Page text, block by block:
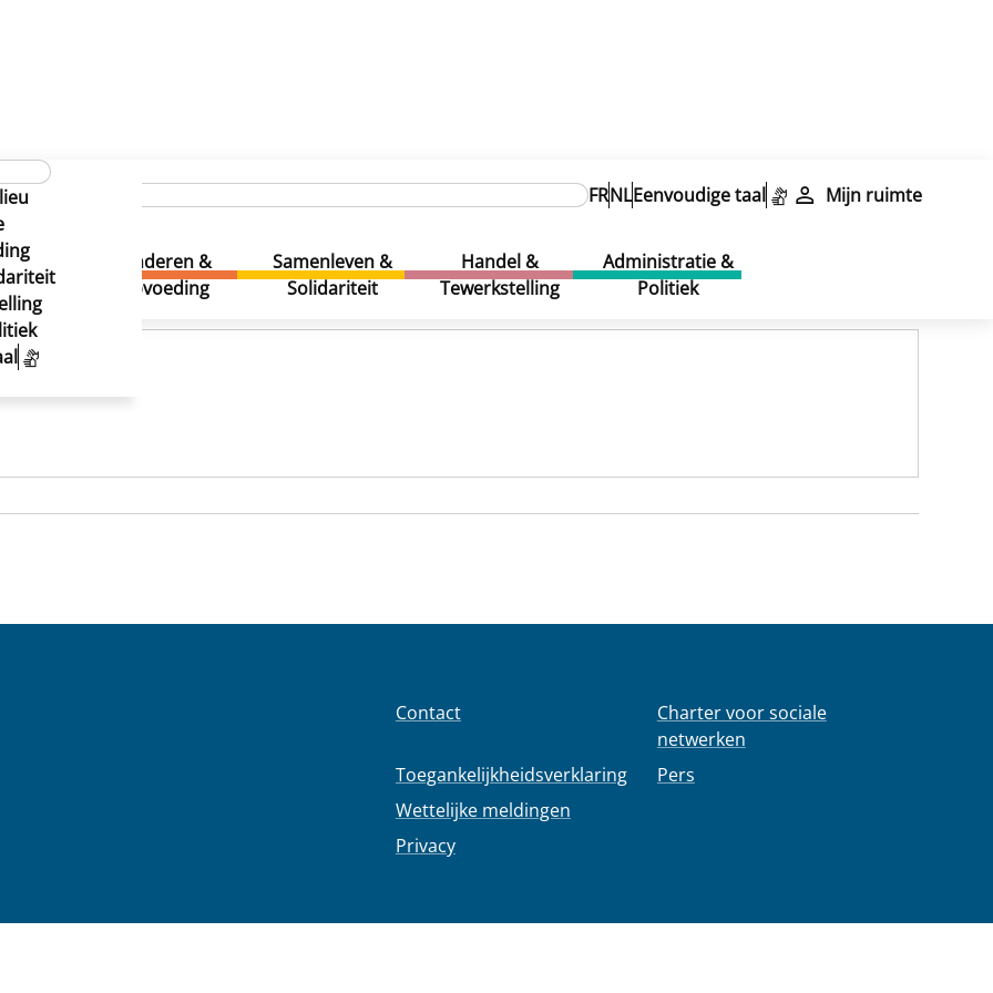
FRNLEenvoudige taal Mijn ruimte
&
Kinderen &
Opvoeding
Samenleven &
Solidariteit
Handel &
Tewerkstelling
Administratie &
Politiek
Contact
Toegankelijkheidsverklaring
Wettelijke meldingen
Privacy
Charter voor sociale
netwerken
Pers